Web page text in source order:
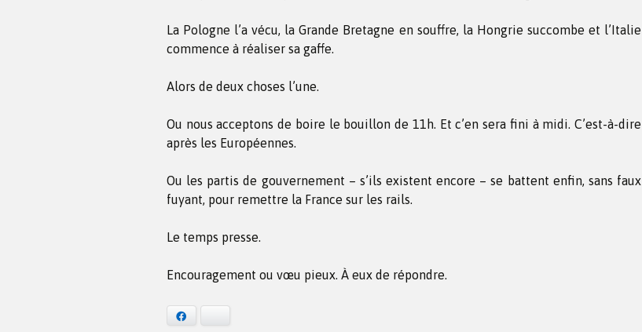
La Pologne l’a vécu, la Grande Bretagne en souffre, la Hongrie succombe et l’Italie
commence à réaliser sa gaffe.
Alors de deux choses l’une.
Ou nous acceptons de boire le bouillon de 11h. Et c’en sera fini à midi. C’est-à-dire
après les Européennes.
Ou les partis de gouvernement – s’ils existent encore – se battent enfin, sans faux
fuyant, pour remettre la France sur les rails.
Le temps presse.
Encouragement ou vœu pieux. À eux de répondre.